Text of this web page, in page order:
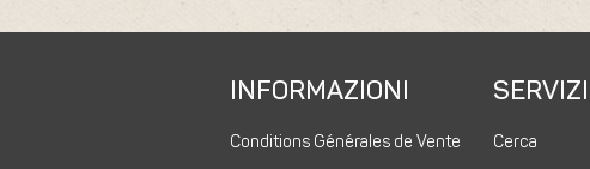
INFORMAZIONI
Conditions Générales de Vente
Cerca